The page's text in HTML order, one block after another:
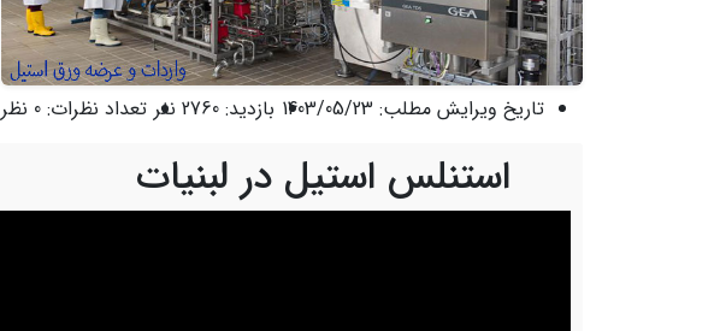
تاریخ ویرایش مطلب: 1403/05/23 بازدید: 2760 نفر تعداد نظرات: 0 نظر
استنلس استیل در لبنیات